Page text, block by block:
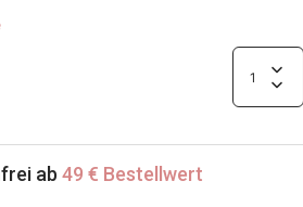
ab 49 € Bestellwert